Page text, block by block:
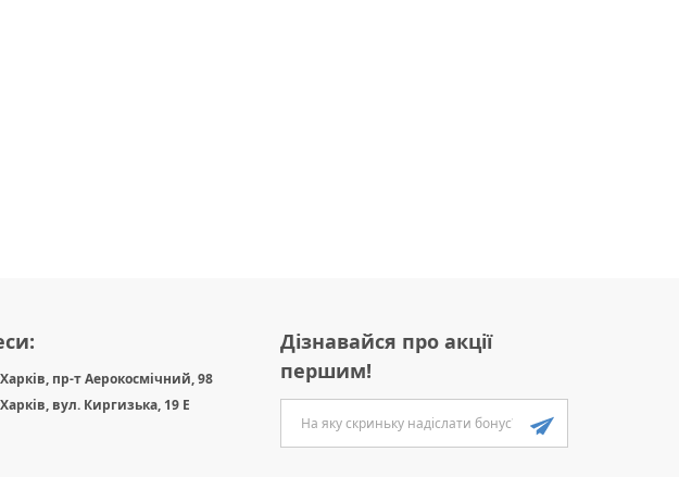
пр-т Аерокосмічний, 98
вул. Киргизька, 19 Е
Дізнавайся про акції
першим!